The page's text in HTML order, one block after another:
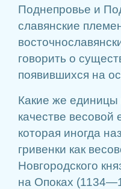
Поднепровье и
славянские
говорить о
появившихся на
Какие же единицы
качестве весовой
которая иногда
гривенки как
Новгородского
на Опоках